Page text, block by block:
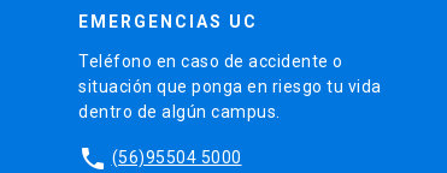
EMERGENCIAS UC
Teléfono en caso de accidente o
situación que ponga en riesgo tu vida
dentro de algún campus.
phone (56)95504 5000